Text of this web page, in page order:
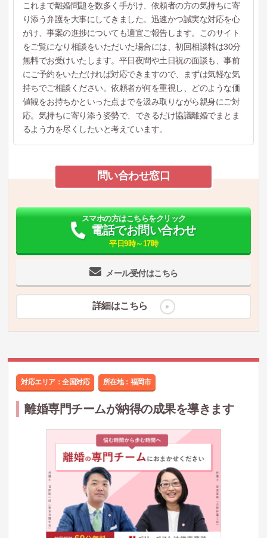
これまで離婚問題を数多く手がけ、依頼者の方の気持ちに寄
り添う弁護を大事にしてきました。迅速かつ誠実な対応を心
がけ、事案の進捗についても適宜ご報告します。このサイト
をご覧になり相談をいただいた場合には、初回相談料は30分
無料でお受けいたします。平日夜間や土日祝の面談も、事前
にご予約をいただければ対応できますので、まずは気軽な気
持ちでご相談ください。依頼者が何を重視し、どのような価
値観をお持ちかといった点までを汲み取りながら親身にご対
応。気持ちに寄り添う姿勢で、できるだけ協議離婚でまとま
るよう力を尽くしたいと考えています。
問い合わせ窓口
メール受付はこちら
スマホの方はこちらをクリック
電話でお問い合わせ
平日9時～17時
詳細はこちら
対応エリア：全国対応 所在地： 福岡市
離婚専門チームが納得の成果を導きます